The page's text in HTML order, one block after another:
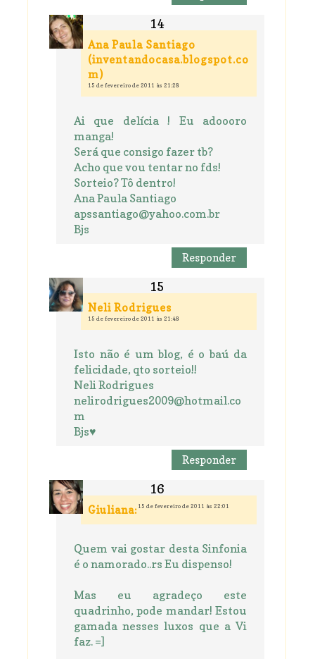
Ana Paula Santiago
(inventandocasa.blogspot.co
m)
15 de fevereiro de 2011 às 21:28
Ai que delícia ! Eu adoooro
manga!
Será que consigo fazer tb?
Acho que vou tentar no fds!
Sorteio? Tô dentro!
Ana Paula Santiago
apssantiago@yahoo.com.br
Bjs
Responder
Neli Rodrigues
15 de fevereiro de 2011 às 21:48
Isto não é um blog, é o baú da
felicidade, qto sorteio!!
Neli Rodrigues
nelirodrigues2009@hotmail.co
m
Bjs♥
Responder
Giuliana: 15 de fevereiro de 2011 às 22:01
Quem vai gostar desta Sinfonia
é o namorado..rs Eu dispenso!
Mas eu agradeço este
quadrinho, pode mandar! Estou
gamada nesses luxos que a Vi
faz. =]